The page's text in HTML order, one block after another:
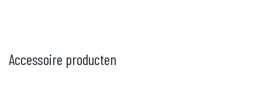
Accessoire producten